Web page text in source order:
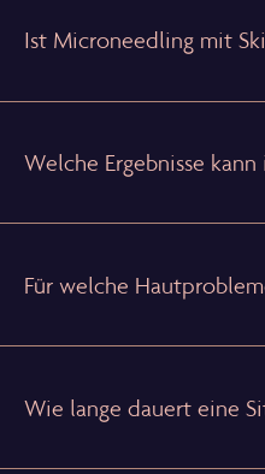
Ist Microneedling mit
Welche Ergebnisse
Für welche
Wie lange dauert eine